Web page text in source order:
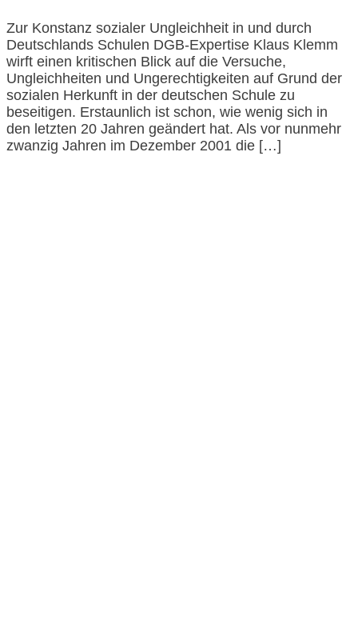
Zur Konstanz sozialer Ungleichheit in und durch
Deutschlands Schulen DGB-Expertise Klaus Klemm
wirft einen kritischen Blick auf die Versuche,
Ungleichheiten und Ungerechtigkeiten auf Grund der
sozialen Herkunft in der deutschen Schule zu
beseitigen. Erstaunlich ist schon, wie wenig sich in
den letzten 20 Jahren geändert hat. Als vor nunmehr
zwanzig Jahren im Dezember 2001 die […]